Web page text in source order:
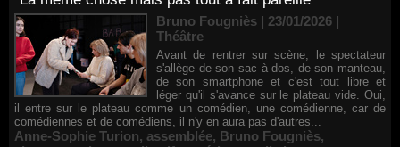
Bruno Fougniès | 23/01/2026 |
Théâtre
Avant de rentrer sur scène, le spectateur
s'allège de son sac à dos, de son manteau,
de son smartphone et c'est tout libre et
léger qu'il s'avance sur le plateau vide. Oui,
il entre sur le plateau comme un comédien, une comédienne, car de
comédiennes et de comédiens, il n'y en aura pas d'autres...
Anne-Sophie Turion, assemblée, Bruno Fougniès,